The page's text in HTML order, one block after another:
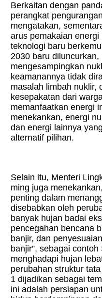
Berkaitan dengan
perangkat
mengatakan,
arus pemakaian
teknologi baru
2030 baru
mengesampingkan
keamanannya tidak
masalah limbah nuklir,
kesepakatan dari
memanfaatkan energi
menekankan, energi
dan energi lainnya
alternatif pilihan.
Selain itu, Menteri
ming juga
penting dalam
disebabkan oleh
banyak hujan badai
pencegahan bencana
banjir, dan
banjir”, sebagai
menghadapi hujan
perubahan struktur
1 dijadikan sebagai
ini adalah persiapan